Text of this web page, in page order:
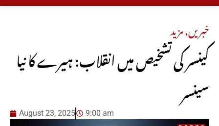
خبریں,مزید
کینسر کی تشخیص میں انقلاب: ہیرے کا نیا
سینسر
August 23, 2025 9:00 am